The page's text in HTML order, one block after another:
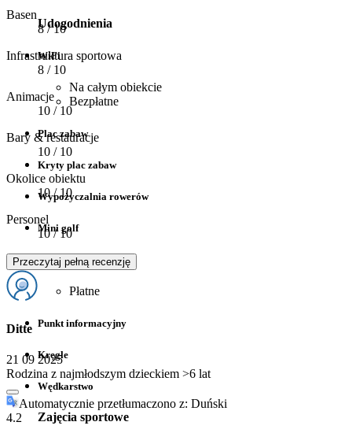
Udogodnienia
WiFi
Na całym obiekcie
Bezpłatne
Plac zabaw
Kryty plac zabaw
Wypożyczalnia rowerów
Mini golf
Bilard
Płatne
Punkt informacyjny
Kręgle
Wędkarstwo
Zajęcia sportowe
Basen
8/ 10
Infrastruktura sportowa
8 / 10
Animacje
10 / 10
Bary & restauracje
10 / 10
Okolice obiektu
10/ 10
Personel
10/ 10
Przeczytaj pełną recenzję
Ditte
21 09 2025
Rodzina z najmłodszym dzieckiem >6 lat
Automatycznie przetłumaczono z: Duński
4.2